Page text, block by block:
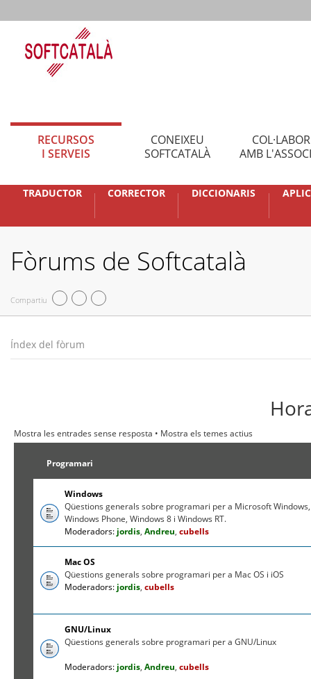
RECURSOS
I SERVEIS
CONEIXEU
SOFTCATALÀ
AMB
TRADUCTOR CORRECTOR DICCIONARIS
Fòrums de Softcatalà
Compartiu
Índex del fòrum
Mostra les entrades sense resposta • Mostra els temes actius
Programari
Windows
Qüestions generals sobre programari per a Microsoft Windows,
Windows Phone, Windows 8 i Windows RT.
Moderadors: jordis,Andreu,cubells
Mac OS
Qüestions generals sobre programari per a Mac OS i iOS
Moderadors: jordis,cubells
GNU/Linux
Qüestions generals sobre programari per a GNU/Linux
Moderadors: jordis,Andreu,cubells